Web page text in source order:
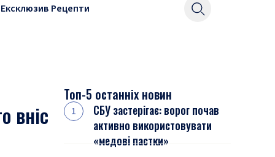
Ексклюзив Рецепти
вніс
Топ-5 останніх новин
СБУ застерігає: ворог почав
активно використовувати
«медові пастки»